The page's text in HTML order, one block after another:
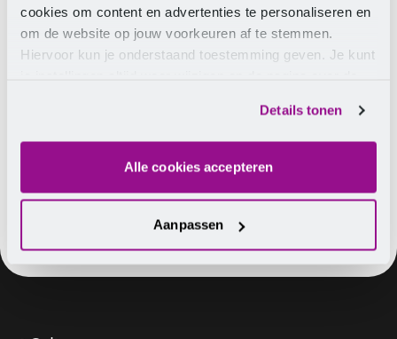
cookies om content en advertenties te personaliseren en
om de website op jouw voorkeuren af te stemmen.
Hiervoor kun je onderstaand toestemming geven. Je kunt
Details tonen
Alle cookies accepteren
Aanpassen
Yes, I am signing up for the monthly
newsletter.
By clicking the button, you consent to the
statement.